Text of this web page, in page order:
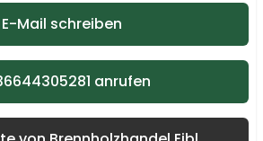
E-Mail schreiben
anrufen